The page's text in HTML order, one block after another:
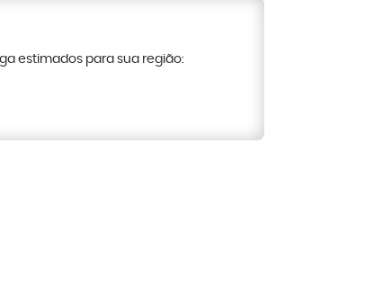
estimados para sua região: